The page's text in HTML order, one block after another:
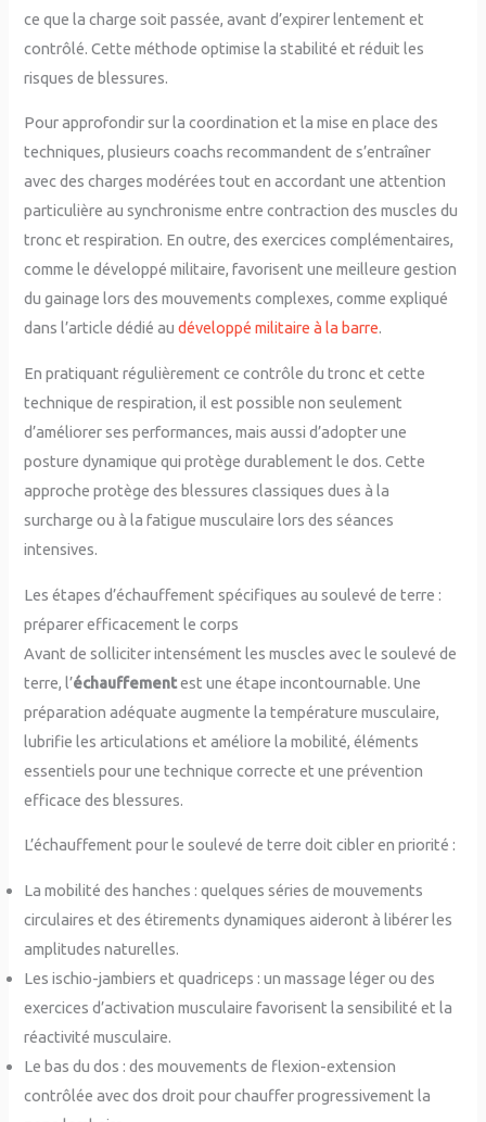
ce que la charge soit passée, avant d’expirer lentement et
contrôlé. Cette méthode optimise la stabilité et réduit les
risques de blessures.
Pour approfondir sur la coordination et la mise en place des
techniques, plusieurs coachs recommandent de s’entraîner
avec des charges modérées tout en accordant une attention
particulière au synchronisme entre contraction des muscles du
tronc et respiration. En outre, des exercices complémentaires,
comme le développé militaire, favorisent une meilleure gestion
du gainage lors des mouvements complexes, comme expliqué
dans l’article dédié audéveloppé militaire à la barre.
En pratiquant régulièrement ce contrôle du tronc et cette
technique de respiration, il est possible non seulement
d’améliorer ses performances, mais aussi d’adopter une
posture dynamique qui protège durablement le dos. Cette
approche protège des blessures classiques dues à la
surcharge ou à la fatigue musculaire lors des séances
intensives.
Les étapes d’échauffement spécifiques au soulevé de terre :
préparer efficacement le corps
Avant de solliciter intensément les muscles avec le soulevé de
terre, l’échauffementest une étape incontournable. Une
préparation adéquate augmente la température musculaire,
lubrifie les articulations et améliore la mobilité, éléments
essentiels pour une technique correcte et une prévention
efficace des blessures.
L’échauffement pour le soulevé de terre doit cibler en priorité :
La mobilité des hanches : quelques séries de mouvements
circulaires et des étirements dynamiques aideront à libérer les
amplitudes naturelles.
Les ischio-jambiers et quadriceps : un massage léger ou des
exercices d’activation musculaire favorisent la sensibilité et la
réactivité musculaire.
Le bas du dos : des mouvements de flexion-extension
contrôlée avec dos droit pour chauffer progressivement la